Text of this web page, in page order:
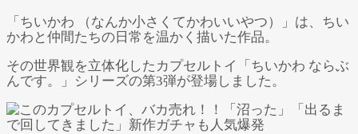
「ちいかわ （なんか小さくてかわいいやつ）」は、ちい
かわと仲間たちの日常を温かく描いた作品。
その世界観を立体化したカプセルトイ「ちいかわ ならぶ
んです。」シリーズの第3弾が登場しました。